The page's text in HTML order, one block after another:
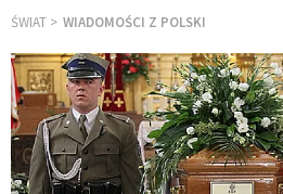
ŚWIAT WIADOMOŚCI Z POLSKI